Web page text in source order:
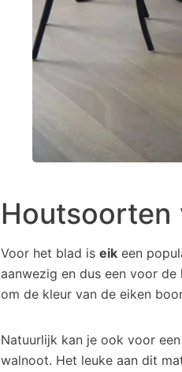
Houtsoorten
Voor het blad is eik een
aanwezig en dus een voor
om de kleur van de eiken
Natuurlijk kan je ook voor een
walnoot. Het leuke aan dit